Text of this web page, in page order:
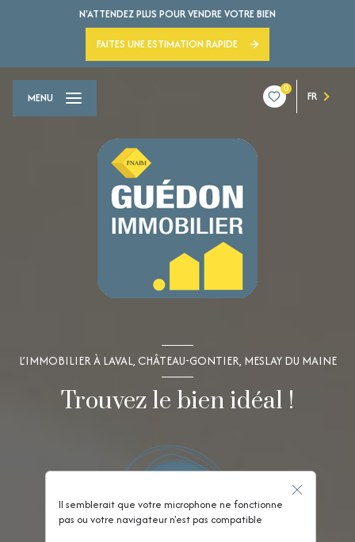
N'ATTENDEZ PLUS POUR VENDRE VOTRE BIEN
FAITES UNE ESTIMATION RAPIDE
0
FR
MENU
L’IMMOBILIER À LAVAL, CHÂTEAU-GONTIER, MESLAY DU MAINE
Trouvez le bien idéal !
Il semblerait que votre microphone ne fonctionne
pas ou votre navigateur n'est pas compatible